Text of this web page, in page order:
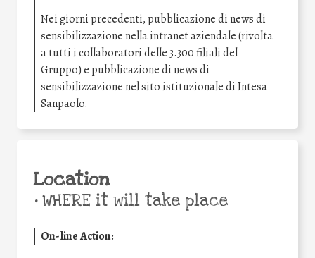
Nei giorni precedenti, pubblicazione di news di
sensibilizzazione nella intranet aziendale (rivolta
a tutti i collaboratori delle 3.300 filiali del
Gruppo) e pubblicazione di news di
sensibilizzazione nel sito istituzionale di Intesa
Sanpaolo.
Location
•WHERE it will take place
On-line Action: